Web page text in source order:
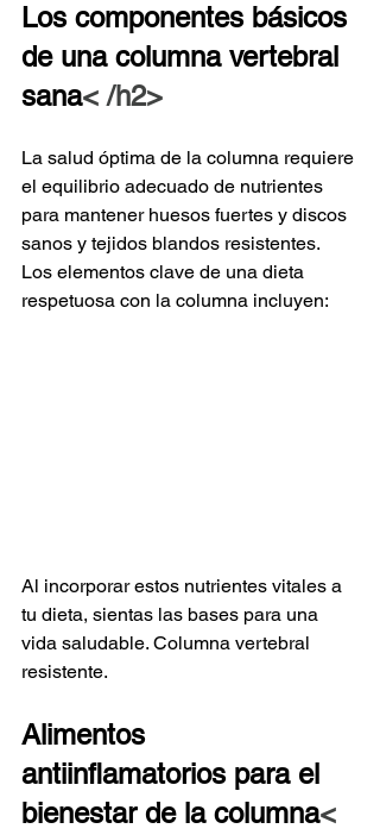
Los componentes básicos
de una columna vertebral
sana< /h2>
La salud óptima de la columna requiere
el equilibrio adecuado de nutrientes
para mantener huesos fuertes y discos
sanos y tejidos blandos resistentes.
Los elementos clave de una dieta
respetuosa con la columna incluyen:
Al incorporar estos nutrientes vitales a
tu dieta, sientas las bases para una
vida saludable. Columna vertebral
resistente.
Alimentos
antiinflamatorios para el
bienestar de la columna<